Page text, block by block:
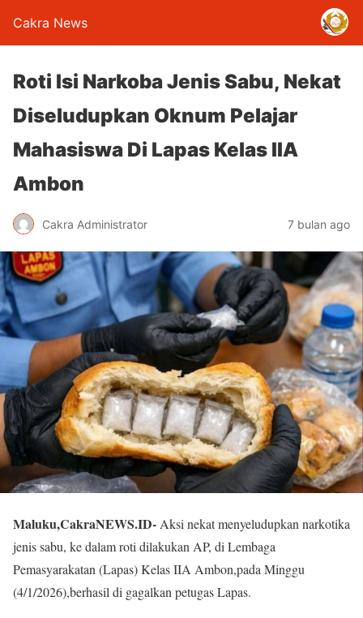
Cakra News
Roti Isi Narkoba Jenis Sabu, Nekat
Diseludupkan Oknum Pelajar
Mahasiswa Di Lapas Kelas IIA
Ambon
Cakra Administrator 7 bulan ago
Maluku,CakraNEWS.ID- Aksi nekat menyeludupkan narkotika
jenis sabu, ke dalam roti dilakukan AP, di Lembaga
Pemasyarakatan (Lapas) Kelas IIA Ambon,pada Minggu
(4/1/2026),berhasil di gagalkan petugas Lapas.